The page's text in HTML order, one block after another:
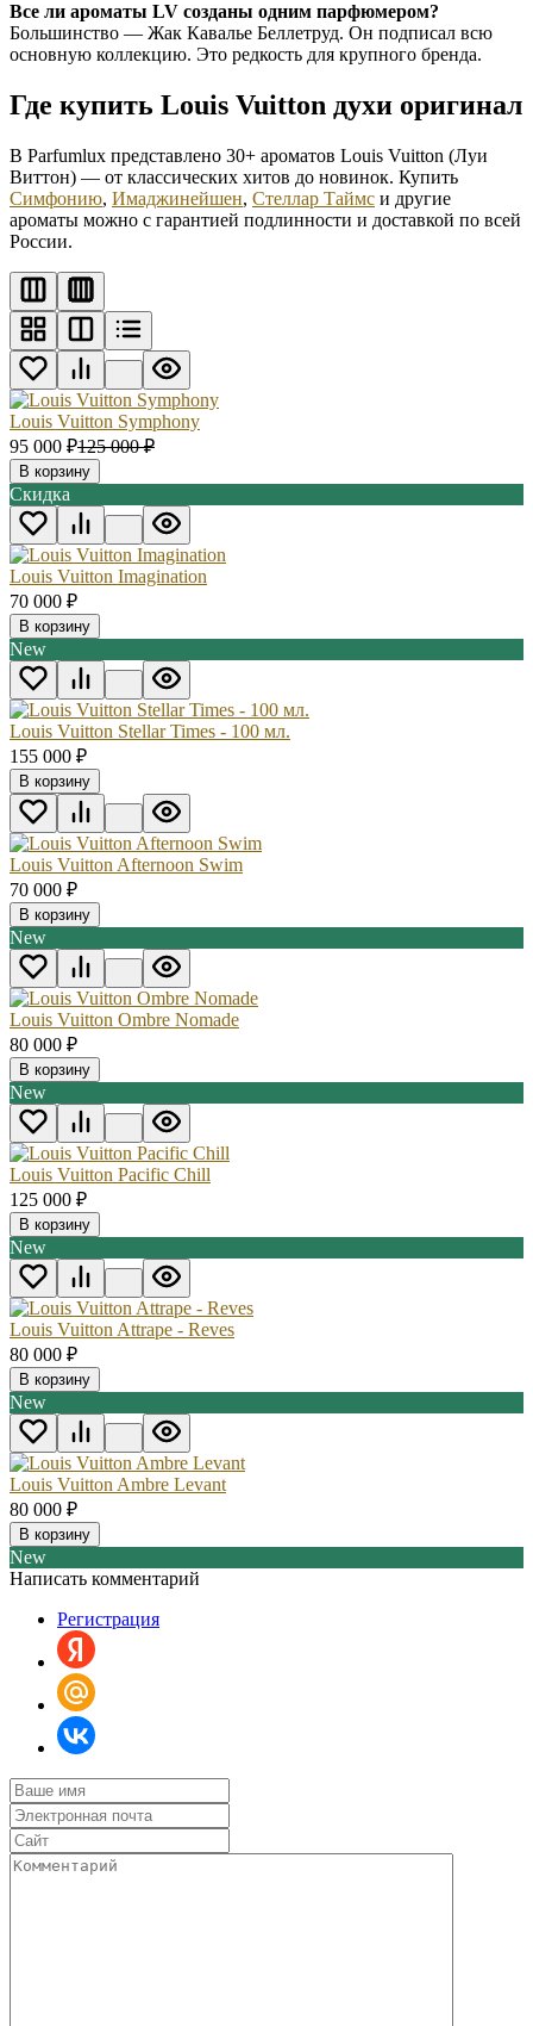
Все ли ароматы LV созданы одним парфюмером?
Большинство — Жак Кавалье Беллетруд. Он подписал всю
основную коллекцию. Это редкость для крупного бренда.
Где купить Louis Vuitton духи оригинал
В Parfumlux представлено 30+ ароматов Louis Vuitton (Луи
Виттон) — от классических хитов до новинок. Купить
Симфонию, Имаджинейшен, Стеллар Таймс и другие
ароматы можно с гарантией подлинности и доставкой по всей
России.
Louis Vuitton Symphony
95 000 ₽125 000 ₽
В корзину
Скидка
Louis Vuitton Imagination
70 000 ₽
В корзину
New
Louis Vuitton Stellar Times - 100 мл.
155 000 ₽
В корзину
Louis Vuitton Afternoon Swim
70 000 ₽
В корзину
New
Louis Vuitton Ombre Nomade
80 000 ₽
В корзину
New
Louis Vuitton Pacific Chill
125 000 ₽
В корзину
New
Louis Vuitton Attrape - Reves
80 000 ₽
В корзину
New
Louis Vuitton Ambre Levant
80 000 ₽
В корзину
New
Написать комментарий
Регистрация